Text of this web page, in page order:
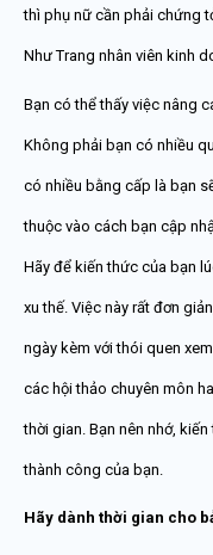
thì phụ nữ cần phải chứng
Như Trang nhân viên kinh
Bạn có thể thấy việc nâng
Không phải bạn có nhiều
có nhiều bằng cấp là bạn
thuộc vào cách bạn cập
Hãy để kiến thức của bạn
xu thế. Việc này rất đơn
ngày kèm với thói quen
các hội thảo chuyên môn
thời gian. Bạn nên nhớ,
thành công của bạn.
Hãy dành thời gian cho